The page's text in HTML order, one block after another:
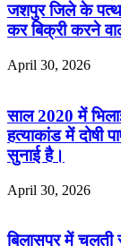
जशपुर जिले के
कर बिक्री करने
April 30, 2026
साल 2020 में
हत्याकांड में दोषी
सुनाई है।
April 30, 2026
बिलासपुर में चलती